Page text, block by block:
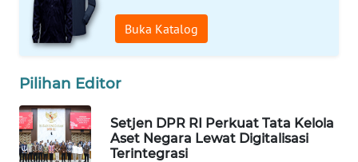
Buka Katalog
Pilihan Editor
Setjen DPR RI Perkuat Tata Kelola
Aset Negara Lewat Digitalisasi
Terintegrasi
WAHANA
ADVOKAT
INFRASTRUKTUR
WAHANA
KONSUMEN